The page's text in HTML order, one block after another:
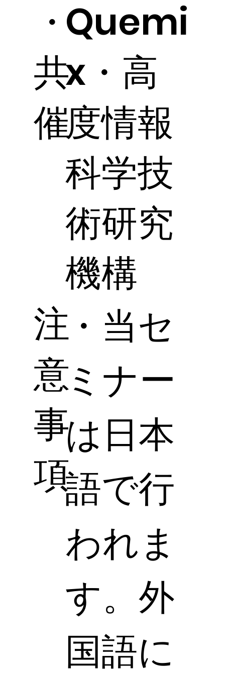
・
共
催
注
意
事
項
Quemi
x・高
度情報
科学技
術研究
機構
・当セ
ミナー
は日本
語で行
われま
す。外
国語に